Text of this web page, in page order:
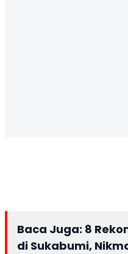
Baca Juga: 8
di Sukabumi,